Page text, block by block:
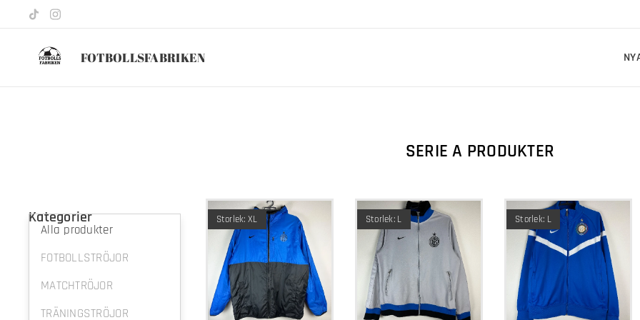
FOTBOLLSFABRIKEN
SERIE A PRODUKTER
Kategorier
Alla produkter
FOTBOLLSTRÖJOR
MATCHTRÖJOR
TRÄNINGSTRÖJOR
Storlek: XL Storlek: L Storlek: L